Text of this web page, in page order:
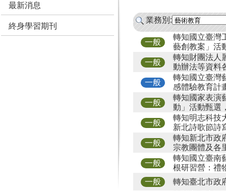
最新消息
終身學習期刊
業務別:
一般
轉知國立臺灣
藝創教案」活
一般
轉知財團法人
動辦法等資料
一般
轉知國立臺灣
感體驗教育計
一般
轉知國家表演
動」活動甄選
一般
轉知明志科技
新北詩歌節詩
一般
轉知新北市政
宗教團體及各
一般
轉知國立臺南
根研習營：禮
一般
轉知臺北市政